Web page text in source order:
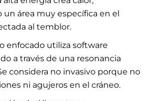
área muy específica en el
al temblor.
enfocado utiliza software
a través de una resonancia
considera no invasivo porque no
ni agujeros en el cráneo.